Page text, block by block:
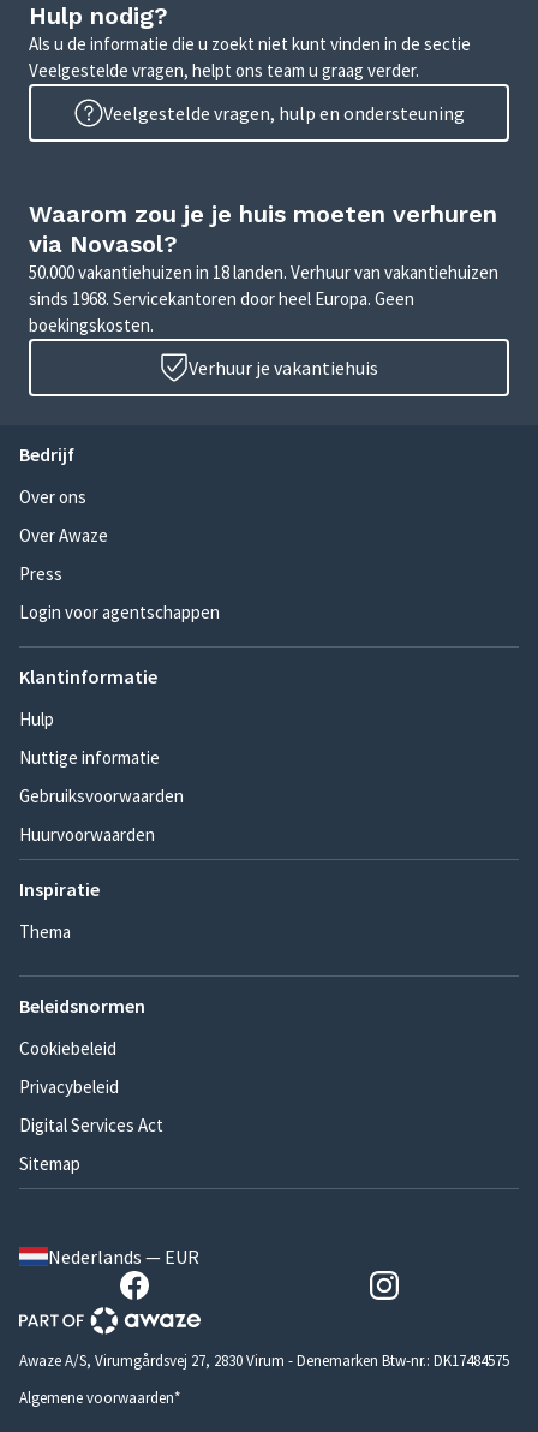
Hulp nodig?
Als u de informatie die u zoekt niet kunt vinden in de sectie
Veelgestelde vragen, helpt ons team u graag verder.
Veelgestelde vragen, hulp en ondersteuning
Waarom zou je je huis moeten verhuren
via Novasol?
50.000 vakantiehuizen in 18 landen. Verhuur van vakantiehuizen
sinds 1968. Servicekantoren door heel Europa. Geen
boekingskosten.
Verhuur je vakantiehuis
Bedrijf
Over ons
Over Awaze
Press
Login voor agentschappen
Klantinformatie
Hulp
Nuttige informatie
Gebruiksvoorwaarden
Huurvoorwaarden
Inspiratie
Thema
Beleidsnormen
Cookiebeleid
Privacybeleid
Digital Services Act
Sitemap
Nederlands — EUR
Awaze A/S, Virumgårdsvej 27, 2830 Virum - Denemarken Btw-nr.: DK17484575
Algemene voorwaarden*